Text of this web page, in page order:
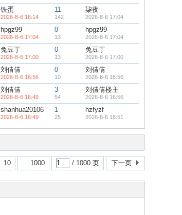
铁蛋
2026-8-6 16:14
11
142
柒夜
2026-8-6 17:04
hpgz99
2026-8-6 17:04
0
13
hpgz99
2026-8-6 17:04
兔豆丁
2026-8-6 17:00
0
13
兔豆丁
2026-8-6 17:00
刘倩倩
2026-8-6 16:56
0
10
刘倩倩
2026-8-6 16:56
刘倩倩
2026-8-6 16:49
3
54
刘倩倩楼主
2026-8-6 16:56
shanhua20106
2026-8-6 16:49
1
25
hzfyzf
2026-8-6 16:51
10 ... 1000 / 1000 页 下一页